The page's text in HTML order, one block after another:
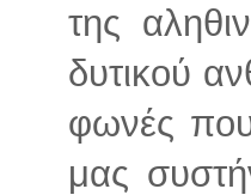
της
δυτικού
φωνές
μας